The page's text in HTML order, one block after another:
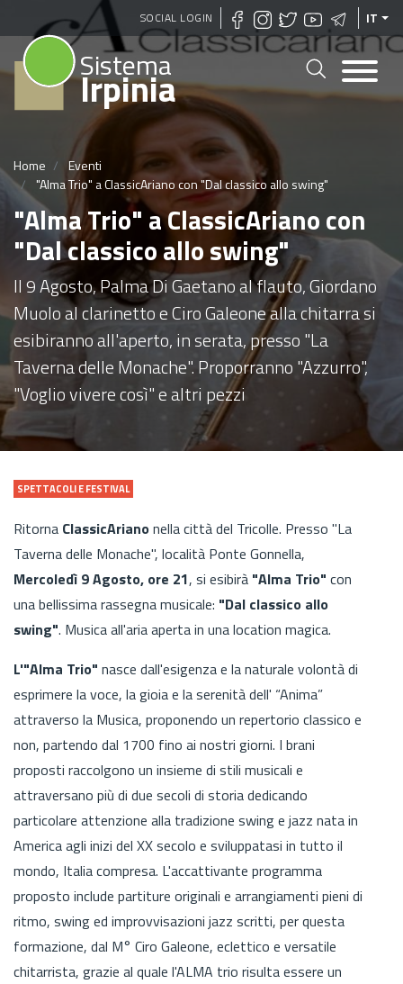
Salta
al
contenuto
SOCIAL LOGIN IT
Sistema
Irpinia
Home
Eventi
"Alma Trio" a ClassicAriano con "Dal classico allo swing"
"Alma Trio" a ClassicAriano con
"Dal classico allo swing"
Il 9 Agosto, Palma Di Gaetano al flauto, Giordano
Muolo al clarinetto e Ciro Galeone alla chitarra si
esibiranno all'aperto, in serata, presso "La
Taverna delle Monache". Proporranno "Azzurro",
"Voglio vivere così" e altri pezzi
SPETTACOLI E FESTIVAL
Ritorna ClassicArianonella città del Tricolle. Presso "La
Taverna delle Monache", località Ponte Gonnella,
Mercoledì 9 Agosto, ore 21, si esibirà "Alma Trio" con
una bellissima rassegna musicale: "Dal classico allo
swing". Musica all'aria aperta in una location magica.
L'"Alma Trio" nasce dall'esigenza e la naturale volontà di
esprimere la voce, la gioia e la serenità dell' “Anima”
attraverso la Musica, proponendo un repertorio classico e
non, partendo dal 1700 fino ai nostri giorni. I brani
proposti raccolgono un insieme di stili musicali e
attraversano più di due secoli di storia dedicando
particolare attenzione alla tradizione swing e jazz nata in
America agli inizi del XX secolo e sviluppatasi in tutto il
mondo, Italia compresa. L'accattivante programma
proposto include partiture originali e arrangiamenti pieni di
ritmo, swing ed improvvisazioni jazz scritti, per questa
formazione, dal M° Ciro Galeone, eclettico e versatile
chitarrista, grazie al quale l'ALMA trio risulta essere un